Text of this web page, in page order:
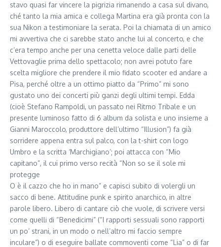
stavo quasi far vincere la pigrizia rimanendo a casa sul divano,
ché tanto la mia amica e collega Martina era già pronta con la
sua Nikon a testimoniare la serata. Poi la chiamata di un amico
mi avvertiva che ci sarebbe stato anche lui al concerto, e che
c’era tempo anche per una cenetta veloce dalle parti delle
Vettovaglie prima dello spettacolo; non avrei potuto fare
scelta migliore che prendere il mio fidato scooter ed andare a
Pisa, perché oltre a un ottimo piatto da “Primo” mi sono
gustato uno dei concerti più ganzi degli ultimi tempi. Edda
(cioè Stefano Rampoldi, un passato nei Ritmo Tribale e un
presente luminoso fatto di 6 album da solista e uno insieme a
Gianni Maroccolo, produttore dell’ultimo “Illusion”) fa già
sorridere appena entra sul palco, con la t-shirt con logo
Umbro e la scritta ‘Marchigiano’; poi attacca con “Mio
capitano”, il cui primo verso recità “Non so se il sole mi
protegge
O è il cazzo che ho in mano” e capisci subito di volergli un
sacco di bene. Attitudine punk e spirito anarchico, in altre
parole libero. Libero di cantare ciò che vuole, di scrivere versi
come quelli di “Benedicimi” (“I rapporti sessuali sono rapporti
un po’ strani, in un modo o nell’altro mi faccio sempre
inculare”) o di eseguire ballate commoventi come “Lia” o di far